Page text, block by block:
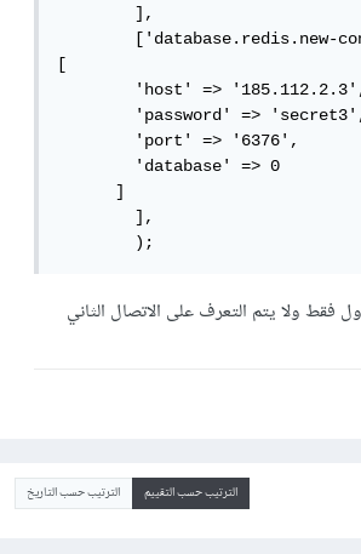
	],
[
        'host' => '185.112.2.3',
        'password' => 'secret3',
        'port' => '6376',
        'database' => 0
      ]
	],
	);
فقط ولا يتم التعرف على الاتصال الثاني
الترتيب حسب التقييم الترتيب حسب التاريخ